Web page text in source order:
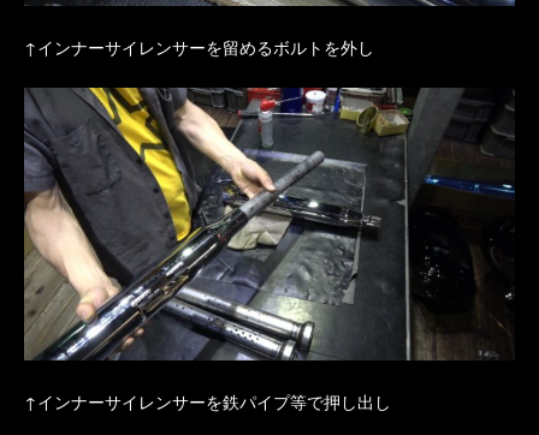
↑インナーサイレンサーを留めるボルトを外し
↑インナーサイレンサーを鉄パイプ等で押し出し